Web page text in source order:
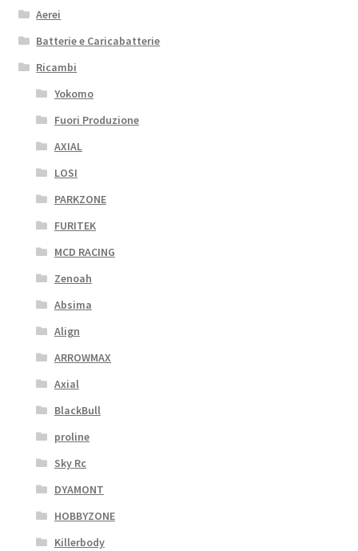
Aerei
Batterie e Caricabatterie
Ricambi
Yokomo
Fuori Produzione
AXIAL
LOSI
PARKZONE
FURITEK
MCD RACING
Zenoah
Absima
Align
ARROWMAX
Axial
BlackBull
proline
Sky Rc
DYAMONT
HOBBYZONE
Killerbody